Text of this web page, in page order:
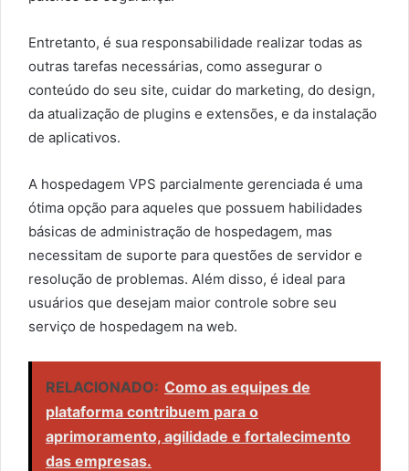
Entretanto, é sua responsabilidade realizar todas as
outras tarefas necessárias, como assegurar o
conteúdo do seu site, cuidar do marketing, do design,
da atualização de plugins e extensões, e da instalação
de aplicativos.
A hospedagem VPS parcialmente gerenciada é uma
ótima opção para aqueles que possuem habilidades
básicas de administração de hospedagem, mas
necessitam de suporte para questões de servidor e
resolução de problemas. Além disso, é ideal para
usuários que desejam maior controle sobre seu
serviço de hospedagem na web.
RELACIONADO: Como as equipes de
plataforma contribuem para o
aprimoramento, agilidade e fortalecimento
das empresas.